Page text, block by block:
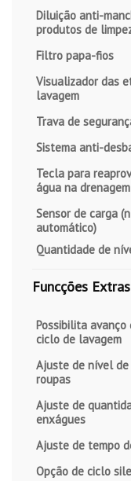
Diluição anti-
produtos de
Filtro papa-fios
Visualizador das
lavagem
Trava de
Sistema anti-
Tecla para
água na drenagem
Sensor de carga
automático)
Quantidade de
Funcções
Possibilita
ciclo de lavagem
Ajuste de nível
roupas
Ajuste de
enxágues
Ajuste de tempo
Opção de ciclo